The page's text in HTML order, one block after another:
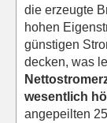
die erzeugte
hohen
günstigen
decken, was
wesentlich
angepeilten